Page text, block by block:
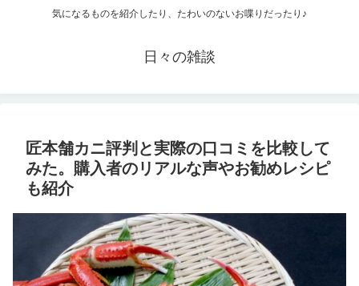
気になるものを紹介したり、たわいのないお喋りだったり♪
日々の雑談
匠本舗カニ評判と実際の口コミを比較して
みた。購入者のリアルな声やお勧めレシピ
も紹介